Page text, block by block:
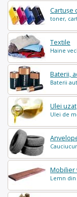
Cartușe
toner,
Textile
Haine
Baterii,
Baterii
Ulei uzat
Ulei de
Mobilier
Lemn